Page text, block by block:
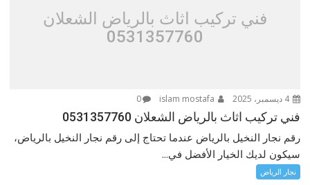
فني تركيب اثاث بالرياض الشعلان
0531357760
4 ديسمبر، 2025 0
فني تركيب اثاث بالرياض الشعلان 0531357760
رقم نجار النخيل بالرياض عندما تحتاج إلى رقم نجار النخيل بالرياض،
سيكون لديك الخيار الأفضل في...
نجار الرياض